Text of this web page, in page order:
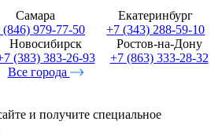
Самара
(846) 979-77-50
Екатеринбург
+7 (343) 288-59-10
Новосибирск
(383) 383-26-93
Ростов-на-Дону
+7 (863) 333-28-32
Все города
и получите специальное